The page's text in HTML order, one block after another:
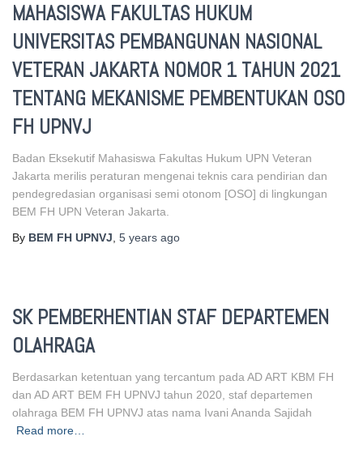
MAHASISWA FAKULTAS HUKUM
UNIVERSITAS PEMBANGUNAN NASIONAL
VETERAN JAKARTA NOMOR 1 TAHUN 2021
TENTANG MEKANISME PEMBENTUKAN OSO
FH UPNVJ
Badan Eksekutif Mahasiswa Fakultas Hukum UPN Veteran
Jakarta merilis peraturan mengenai teknis cara pendirian dan
pendegredasian organisasi semi otonom [OSO] di lingkungan
BEM FH UPN Veteran Jakarta.
By BEM FH UPNVJ 5 years ago
SK PEMBERHENTIAN STAF DEPARTEMEN
OLAHRAGA
Berdasarkan ketentuan yang tercantum pada AD ART KBM FH
dan AD ART BEM FH UPNVJ tahun 2020, staf departemen
olahraga BEM FH UPNVJ atas nama Ivani Ananda Sajidah
Read more…